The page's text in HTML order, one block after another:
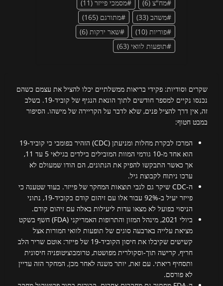
מח"צ (6) מסמכי פייזר (11)
משהב (33) מתורגם (165)
פוריות (10) שאר ירקות (6)
תופעות לוואי (63)
שקרים וסודיות: פקידי בריאות ממשלתיים יכלו להציל את עצמם כשהם
נכנסו נקיים למספר חודשים לתוך הונאת הנגיף של קוביד-19. בשלב
זה, אין דרך להציל פנים, שלא לדבר על הקריירה של מישהו. הסיפור
במבט חטוף:
המרכז לבקרת מחלות ומניעתן (CDC) הזהיר בפומבי כי קוביד-19
הוא אחד מ-10 גורמי המוות המובילים בילדים בגילאי 5 עד 11,
אך כאשר התבקשו להפיק את הנתונים, הם הודו שמעולם לא
ערכו ניתוח לקבוצת גיל.
ה-CDC שיקר גם לגבי תוצאות המחקר של פייזר. בעוד שטענה כי
פייזר יעיל ב-92% עבור אלו עם זיהום קודם בקוביד-19, נתוני
הניסוי בפועל לא מצאו עדות ליעילות באלה עם זיהום קודם.
ביולי 2021, מינהל המזון והתרופות האמריקני (FDA) חשף בשקט
מציאת עלייה בארבעה סוגים של תופעות לוואי חמורות אצל
קשישים שקיבלו את חיסון הקוביד-19 של פייזר: אוטם שריר הלב
חריף, קרישה תוך-וסקולרית מפושטת, טרומבוציטופניה חיסונית
ותסחיף ריאתי. עם זאת, יותר משנה לאחר מכן, המחקר הזה עדיין
לא פורסם.